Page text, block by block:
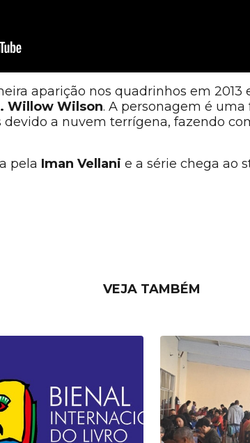
aparição nos quadrinhos em
Willow Wilson. A personagem é
a nuvem terrígena, fazendo
pela Iman Vellani e a série chega ao
VEJA TAMBÉM